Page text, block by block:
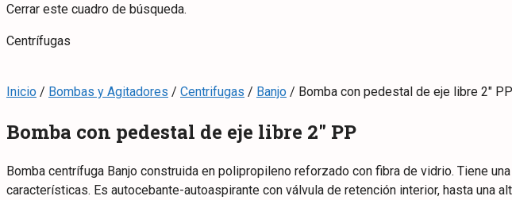
Cerrar este cuadro de búsqueda.
Centrífugas
Inicio / Bombas y Agitadores / Centrifugas / Banjo / Bomba con pedestal de eje libre 2″ PP
Bomba con pedestal de eje libre 2″ PP
Bomba centrífuga Banjo construida en polipropileno reforzado con fibra de vidrio. Tiene
características. Es autocebante-autoaspirante con válvula de retención interior, hasta una